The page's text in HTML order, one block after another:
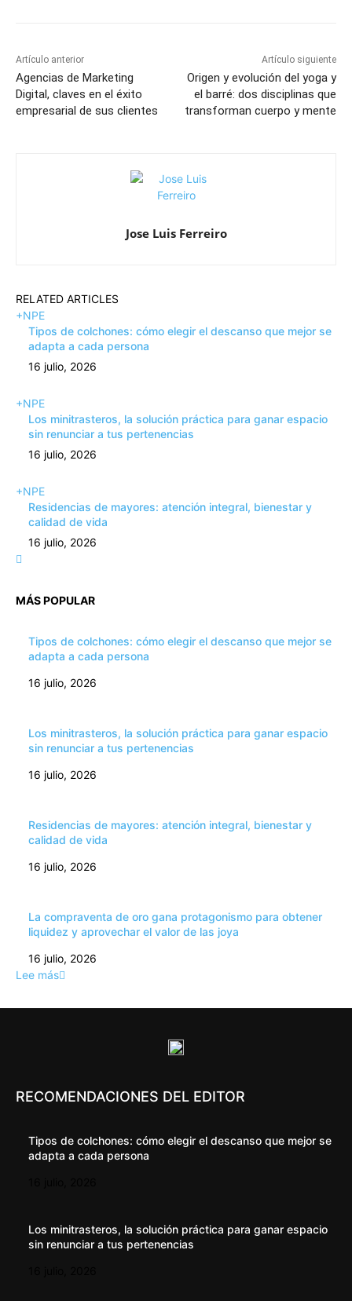
Artículo anterior
Agencias de Marketing
Digital, claves en el éxito
empresarial de sus clientes
Artículo siguiente
Origen y evolución del yoga y
el barré: dos disciplinas que
transforman cuerpo y mente
Jose Luis Ferreiro
RELATED ARTICLES
+NPE
Tipos de colchones: cómo elegir el descanso que mejor se
adapta a cada persona
16 julio, 2026
+NPE
Los minitrasteros, la solución práctica para ganar espacio
sin renunciar a tus pertenencias
16 julio, 2026
+NPE
Residencias de mayores: atención integral, bienestar y
calidad de vida
16 julio, 2026
MÁS POPULAR
Tipos de colchones: cómo elegir el descanso que mejor se
adapta a cada persona
16 julio, 2026
Los minitrasteros, la solución práctica para ganar espacio
sin renunciar a tus pertenencias
16 julio, 2026
Residencias de mayores: atención integral, bienestar y
calidad de vida
16 julio, 2026
La compraventa de oro gana protagonismo para obtener
liquidez y aprovechar el valor de las joya
16 julio, 2026
Lee más
RECOMENDACIONES DEL EDITOR
Tipos de colchones: cómo elegir el descanso que mejor se
adapta a cada persona
Los minitrasteros, la solución práctica para ganar espacio
sin renunciar a tus pertenencias